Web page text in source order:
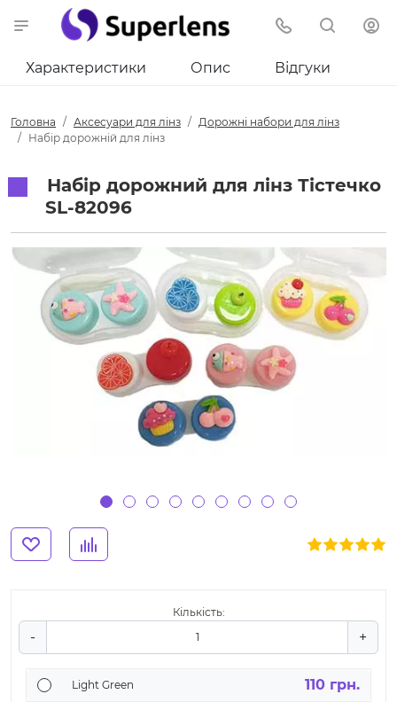
Характеристики Опис Відгуки
Головна Аксесуари для лінз
Дорожні набори для лінз
Набір дорожній для лінз
Набір дорожний для лінз Тістечко
SL-82096
Кількість:
- +
Light Green 110 грн.